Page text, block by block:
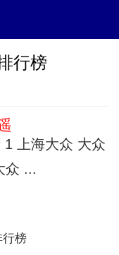
行榜
上海大众 大众
众 ...
行榜